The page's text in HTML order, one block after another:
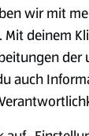
wir mit
deinem
auch